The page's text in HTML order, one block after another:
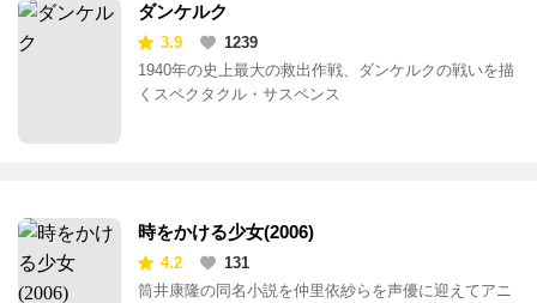
ダンケルク
3.9
1239
1940年の史上最大の救出作戦、ダンケルクの戦いを描
くスペクタクル・サスペンス
時をかける少女(2006)
4.2
131
筒井康隆の同名小説を仲里依紗らを声優に迎えてアニ